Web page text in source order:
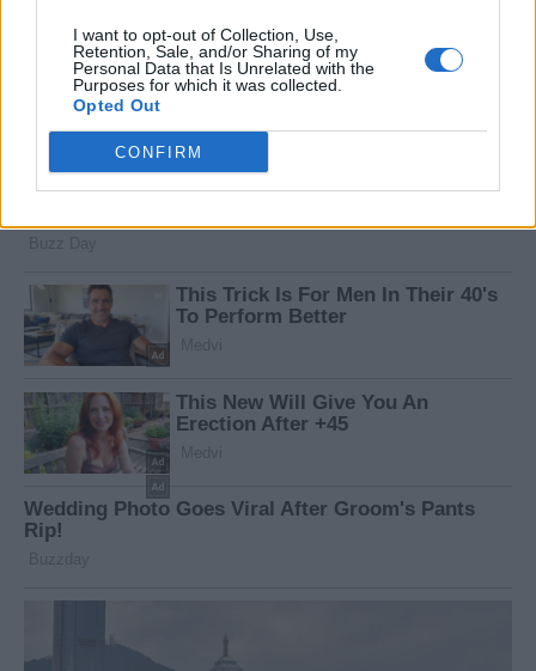
I want to opt-out of Collection, Use,
Retention, Sale, and/or Sharing of my
Personal Data that Is Unrelated with the
Purposes for which it was collected.
Opted Out
CONFIRM